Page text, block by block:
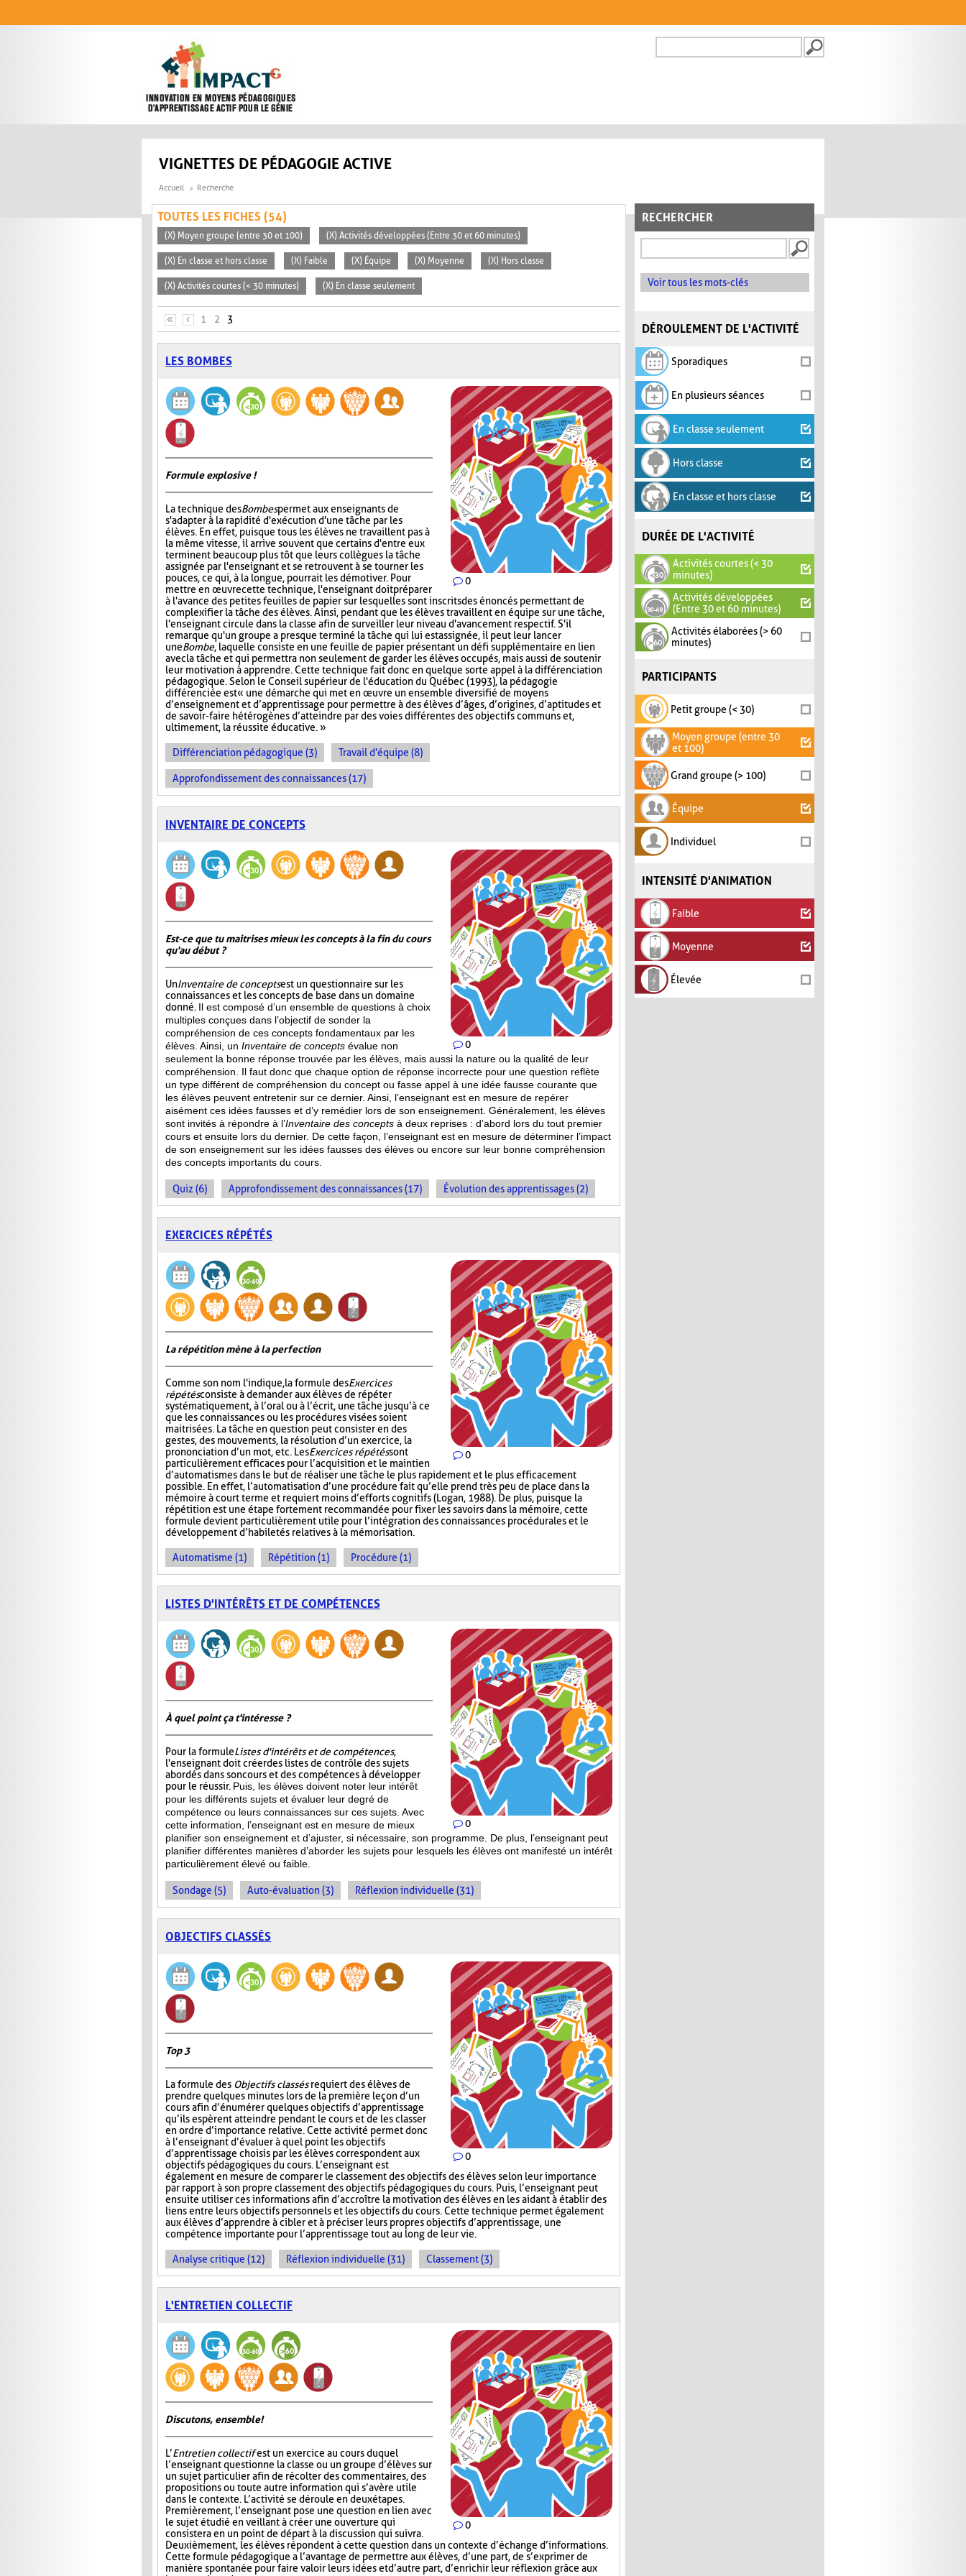
FORMULAIRE DE
VIGNETTES DE PÉDAGOGIE ACTIVE
Accueil Recherche
RECHERCHER
Voir tous les mots-clés
DÉROULEMENT DE L'ACTIVITÉ
Sporadiques
En plusieurs séances
En classe seulement
Hors classe
En classe et hors classe
DURÉE DE L'ACTIVITÉ
Activités courtes (< 30
minutes)
Activités développées
(Entre 30 et 60 minutes)
Activités élaborées (> 60
minutes)
PARTICIPANTS
Petit groupe (< 30)
Moyen groupe (entre 30
et 100)
Grand groupe (> 100)
Équipe
Individuel
INTENSITÉ D'ANIMATION
Faible
Moyenne
Élevée
TOUTES LES FICHES (54)
(X) Moyen groupe (entre 30 et 100) (X) Activités développées (Entre 30 et 60 minutes)
(X) En classe et hors classe (X) Faible (X) Équipe (X) Moyenne (X) Hors classe
(X) Activités courtes (< 30 minutes) (X) En classe seulement
PAGES
« ‹ 1 2 3
LES BOMBES
0
Formule explosive !
La technique desBombespermet aux enseignants de
s'adapter à la rapidité d'exécution d'une tâche par les
élèves. En effet, puisque tous les élèves ne travaillent pas à
la même vitesse, il arrive souvent que certains d'entre eux
terminent beaucoup plus tôt que leurs collègues la tâche
assignée par l'enseignant et se retrouvent à se tourner les
pouces, ce qui, à la longue, pourrait les démotiver. Pour
mettre en œuvre cette technique, l'enseignant doit préparer
à l'avance des petites feuilles de papier sur lesquelles sont inscrits des énoncés permettant de
complexifier la tâche des élèves. Ainsi, pendant que les élèves travaillent en équipe sur une tâche,
l'enseignant circule dans la classe afin de surveiller leur niveau d'avancement respectif. S'il
remarque qu'un groupe a presque terminé la tâche qui lui est assignée, il peut leur lancer
uneBombe, laquelle consiste en une feuille de papier présentant un défi supplémentaire en lien
avec la tâche et qui permettra non seulement de garder les élèves occupés, mais aussi de soutenir
leur motivation à apprendre. Cette technique fait donc en quelque sorte appel à la différenciation
pédagogique. Selon le Conseil supérieur de l'éducation du Québec (1993), la pédagogie
différenciée est « une démarche qui met en œuvre un ensemble diversifié de moyens
d’enseignement et d’apprentissage pour permettre à des élèves d’âges, d’origines, d’aptitudes et
de savoir-faire hétérogènes d’atteindre par des voies différentes des objectifs communs et,
ultimement, la réussite éducative. »
Différenciation pédagogique (3) Travail d'équipe (8)
Approfondissement des connaissances (17)
INVENTAIRE DE CONCEPTS
0
Est-ce que tu maitrises mieux les concepts à la fin du cours
qu'au début ?
UnInventaire de conceptsest un questionnaire sur les
connaissances et les concepts de base dans un domaine
donné. Il est composé d’un ensemble de questions à choix
multiples conçues dans l’objectif de sonder la
compréhension de ces concepts fondamentaux par les
élèves. Ainsi, un Inventaire de concepts évalue non
seulement la bonne réponse trouvée par les élèves, mais aussi la nature ou la qualité de leur
compréhension. Il faut donc que chaque option de réponse incorrecte pour une question reflète
un type différent de compréhension du concept ou fasse appel à une idée fausse courante que
les élèves peuvent entretenir sur ce dernier. Ainsi, l’enseignant est en mesure de repérer
aisément ces idées fausses et d’y remédier lors de son enseignement. Généralement, les élèves
sont invités à répondre à l’Inventaire des concepts à deux reprises : d’abord lors du tout premier
cours et ensuite lors du dernier. De cette façon, l’enseignant est en mesure de déterminer l’impact
de son enseignement sur les idées fausses des élèves ou encore sur leur bonne compréhension
des concepts importants du cours.
Quiz (6) Approfondissement des connaissances (17) Évolution des apprentissages (2)
EXERCICES RÉPÉTÉS
0
La répétition mène à la perfection
Comme son nom l'indique, la formule desExercices
répétésconsiste à demander aux élèves de répéter
systématiquement, à l’oral ou à l’écrit, une tâche jusqu’à ce
que les connaissances ou les procédures visées soient
maitrisées. La tâche en question peut consister en des
gestes, des mouvements, la résolution d’un exercice, la
prononciation d’un mot, etc. LesExercices répétéssont
particulièrement efficaces pour l’acquisition et le maintien
d’automatismes dans le but de réaliser une tâche le plus rapidement et le plus efficacement
possible. En effet, l’automatisation d’une procédure fait qu’elle prend très peu de place dans la
mémoire à court terme et requiert moins d’efforts cognitifs (Logan, 1988). De plus, puisque la
répétition est une étape fortement recommandée pour fixer les savoirs dans la mémoire, cette
formule devient particulièrement utile pour l’intégration des connaissances procédurales et le
développement d’habiletés relatives à la mémorisation.
Automatisme (1) Répétition (1) Procédure (1)
LISTES D'INTÉRÊTS ET DE COMPÉTENCES
0
À quel point ça t'intéresse ?
Pour la formuleListes d'intérêts et de compétences,
l'enseignant doit créer des listes de contrôle des sujets
abordés dans son cours et des compétences à développer
pour le réussir. Puis, les élèves doivent noter leur intérêt
pour les différents sujets et évaluer leur degré de
compétence ou leurs connaissances sur ces sujets. Avec
cette information, l’enseignant est en mesure de mieux
planifier son enseignement et d’ajuster, si nécessaire, son programme. De plus, l’enseignant peut
planifier différentes manières d’aborder les sujets pour lesquels les élèves ont manifesté un intérêt
particulièrement élevé ou faible.
Sondage (5) Auto-évaluation (3) Réflexion individuelle (31)
OBJECTIFS CLASSÉS
0
Top 3
La formule des Objectifs classésrequiert des élèves de
prendre quelques minutes lors de la première leçon d’un
cours afin d’énumérer quelques objectifs d’apprentissage
qu’ils espèrent atteindre pendant le cours et de les classer
en ordre d’importance relative. Cette activité permet donc
à l’enseignant d’évaluer à quel point les objectifs
d’apprentissage choisis par les élèves correspondent aux
objectifs pédagogiques du cours. L’enseignant est
également en mesure de comparer le classement des objectifs des élèves selon leur importance
par rapport à son propre classement des objectifs pédagogiques du cours. Puis, l’enseignant peut
ensuite utiliser ces informations afin d’accroître la motivation des élèves en les aidant à établir des
liens entre leurs objectifs personnels et les objectifs du cours. Cette technique permet également
aux élèves d’apprendre à cibler et à préciser leurs propres objectifs d’apprentissage, une
compétence importante pour l’apprentissage tout au long de leur vie.
Analyse critique (12) Réflexion individuelle (31) Classement (3)
L'ENTRETIEN COLLECTIF
0
Discutons, ensemble!
L’Entretien collectifest un exercice au cours duquel
l’enseignant questionne la classe ou un groupe d’élèves sur
un sujet particulier afin de récolter des commentaires, des
propositions ou toute autre information qui s’avère utile
dans le contexte. L’activité se déroule en deux étapes.
Premièrement, l’enseignant pose une question en lien avec
le sujet étudié en veillant à créer une ouverture qui
consistera en un point de départ à la discussion qui suivra.
Deuxièmement, les élèves répondent à cette question dans un contexte d’échange d’informations.
Cette formule pédagogique a l’avantage de permettre aux élèves, d’une part, de s’exprimer de
manière spontanée pour faire valoir leurs idées et d’autre part, d’enrichir leur réflexion grâce aux